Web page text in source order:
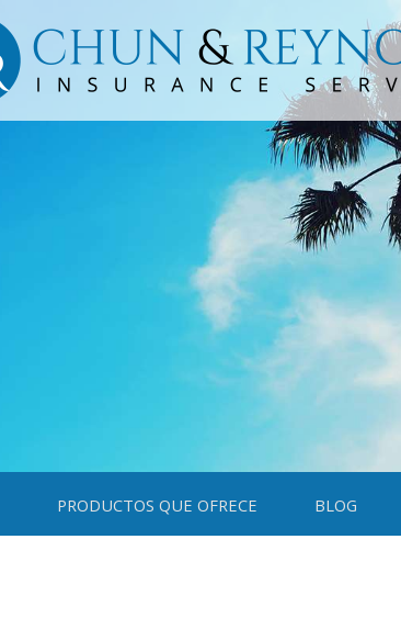
PRODUCTOS QUE OFRECE BLOG